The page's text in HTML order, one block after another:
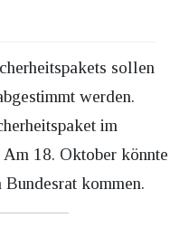
sollen
werden.
im
18. Oktober könnte
Bundesrat kommen.